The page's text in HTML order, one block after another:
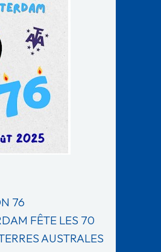
76
FÊTE LES 70
AUSTRALES